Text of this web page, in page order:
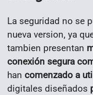
La seguridad no se
nueva version, ya
tambien presentan
conexión segura
han comenzado a
digitales diseñados